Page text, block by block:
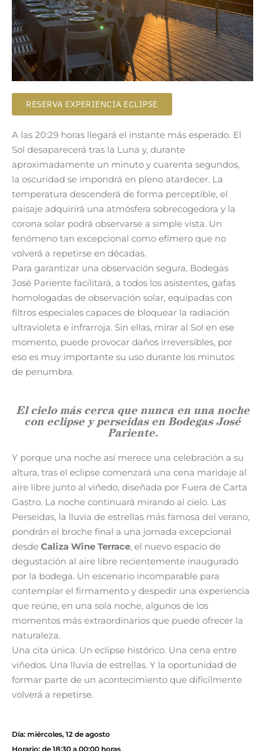
RESERVA EXPERIENCIA ECLIPSE
A las 20:29 horas llegará el instante más esperado. El
Sol desaparecerá tras la Luna y, durante
aproximadamente un minuto y cuarenta segundos,
la oscuridad se impondrá en pleno atardecer. La
temperatura descenderá de forma perceptible, el
paisaje adquirirá una atmósfera sobrecogedora y la
corona solar podrá observarse a simple vista. Un
fenómeno tan excepcional como efímero que no
volverá a repetirse en décadas.
Para garantizar una observación segura, Bodegas
José Pariente facilitará, a todos los asistentes, gafas
homologadas de observación solar, equipadas con
filtros especiales capaces de bloquear la radiación
ultravioleta e infrarroja. Sin ellas, mirar al Sol en ese
momento, puede provocar daños irreversibles, por
eso es muy importante su uso durante los minutos
de penumbra.
El cielo más cerca que nunca en una noche
con eclipse y perseidas en Bodegas José
Pariente.
Y porque una noche así merece una celebración a su
altura, tras el eclipse comenzará una cena maridaje al
aire libre junto al viñedo, diseñada por Fuera de Carta
Gastro. La noche continuará mirando al cielo. Las
Perseidas, la lluvia de estrellas más famosa del verano,
pondrán el broche final a una jornada excepcional
desde Caliza Wine Terrace, el nuevo espacio de
degustación al aire libre recientemente inaugurado
por la bodega. Un escenario incomparable para
contemplar el firmamento y despedir una experiencia
que reúne, en una sola noche, algunos de los
momentos más extraordinarios que puede ofrecer la
naturaleza.
Una cita única. Un eclipse histórico. Una cena entre
viñedos. Una lluvia de estrellas. Y la oportunidad de
formar parte de un acontecimiento que difícilmente
volverá a repetirse.
Día: miércoles, 12 de agosto
Horario: de 18:30 a 00:00 horas